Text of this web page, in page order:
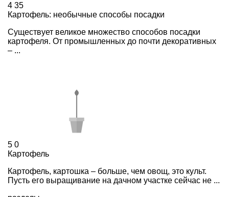
4 35
Картофель: необычные способы посадки
Существует великое множество способов посадки
картофеля. От промышленных до почти декоративных
– ...
5 0
Картофель
Картофель, картошка – больше, чем овощ, это культ.
Пусть его выращивание на дачном участке сейчас не ...